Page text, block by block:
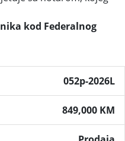
kod Federalnog
052p-2026L
849,000 KM